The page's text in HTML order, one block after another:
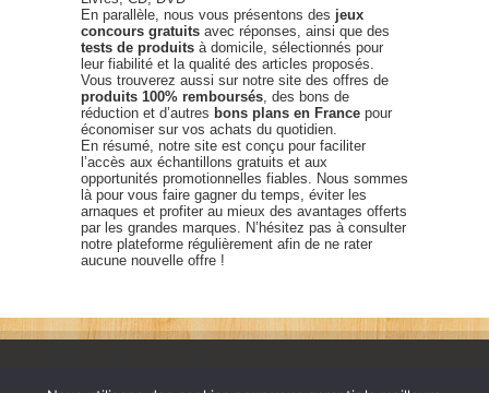
En parallèle, nous vous présentons des jeux
concours gratuits avec réponses, ainsi que des
tests de produits à domicile, sélectionnés pour
leur fiabilité et la qualité des articles proposés.
Vous trouverez aussi sur notre site des offres de
produits 100% remboursés , des bons de
réduction et d’autres bons plans en France pour
économiser sur vos achats du quotidien.
En résumé, notre site est conçu pour faciliter
l’accès aux échantillons gratuits et aux
opportunités promotionnelles fiables. Nous sommes
là pour vous faire gagner du temps, éviter les
arnaques et profiter au mieux des avantages offerts
par les grandes marques. N’hésitez pas à consulter
notre plateforme régulièrement afin de ne rater
aucune nouvelle offre !